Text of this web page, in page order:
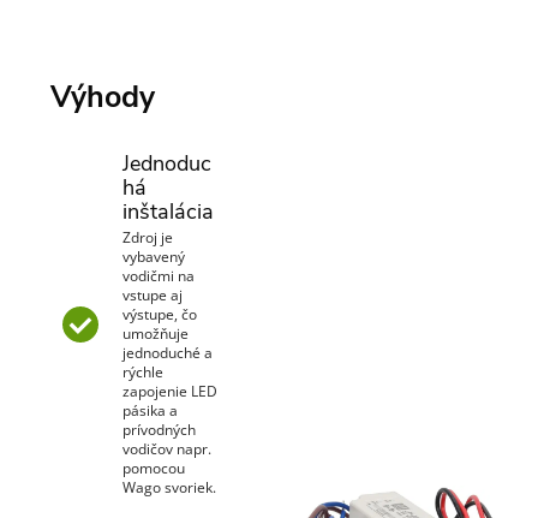
Výhody
Jednoduc
há
inštalácia
Zdroj je
vybavený
vodičmi na
vstupe aj
výstupe, čo
umožňuje
jednoduché a
rýchle
zapojenie LED
pásika a
prívodných
vodičov napr.
pomocou
Wago svoriek.